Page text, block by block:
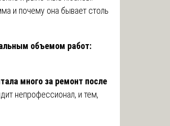
и почему она бывает столь
объемом работ:
много за ремонт после
непрофессионал, и тем,